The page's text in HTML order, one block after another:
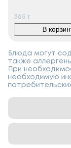
365 г
В
Блюда могут
также
При
необходимую